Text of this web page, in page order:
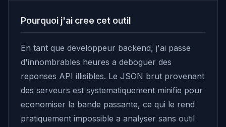
Pourquoi j'ai cree cet outil
En tant que developpeur backend, j'ai passe
d'innombrables heures a deboguer des
reponses API illisibles. Le JSON brut provenant
des serveurs est systematiquement minifie pour
economiser la bande passante, ce qui le rend
pratiquement impossible a analyser sans outil